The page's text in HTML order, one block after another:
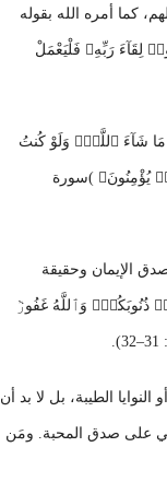
كما أمره الله بقوله
لِقَآءَ رَبِّهِۦ فَلْيَعْمَلْ
مَا شَآءَ ٱللَّهُۚ وَلَوْ كُنتُ
يُؤْمِنُونَ﴾ )سورة
الإيمان وحقيقة
ذُنُوبَكُمۡۚ وَٱللَّهُ غَفُورٞ
الطيبة، بل لا بد أن
على صدق المحبة. ومَن